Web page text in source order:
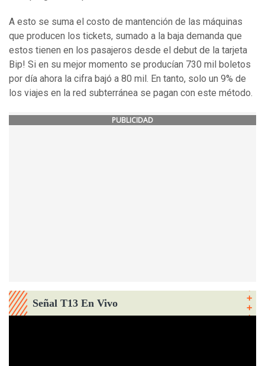
A esto se suma el costo de mantención de las máquinas
que producen los tickets, sumado a la baja demanda que
estos tienen en los pasajeros desde el debut de la tarjeta
Bip! Si en su mejor momento se producían 730 mil boletos
por día ahora la cifra bajó a 80 mil. En tanto, solo un 9% de
los viajes en la red subterránea se pagan con este método.
PUBLICIDAD
Señal T13 En Vivo